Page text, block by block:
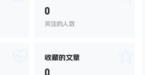
0
关注的人数
收藏的文章
0